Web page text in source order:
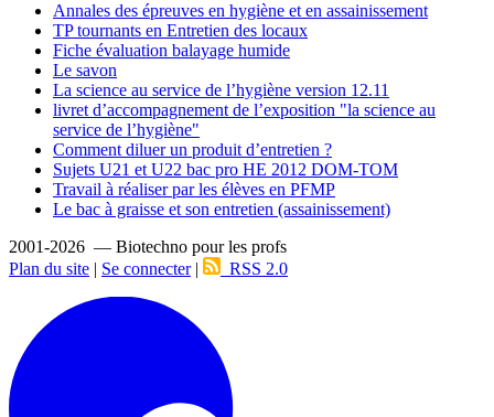
Annales des épreuves en hygiène et en assainissement
TP tournants en Entretien des locaux
Fiche évaluation balayage humide
Le savon
La science au service de l’hygiène version 12.11
livret d’accompagnement de l’exposition "la science au
service de l’hygiène"
Comment diluer un produit d’entretien ?
Sujets U21 et U22 bac pro HE 2012 DOM-TOM
Travail à réaliser par les élèves en PFMP
Le bac à graisse et son entretien (assainissement)
2001-2026 — Biotechno pour les profs
Plan du site | Se connecter| RSS 2.0